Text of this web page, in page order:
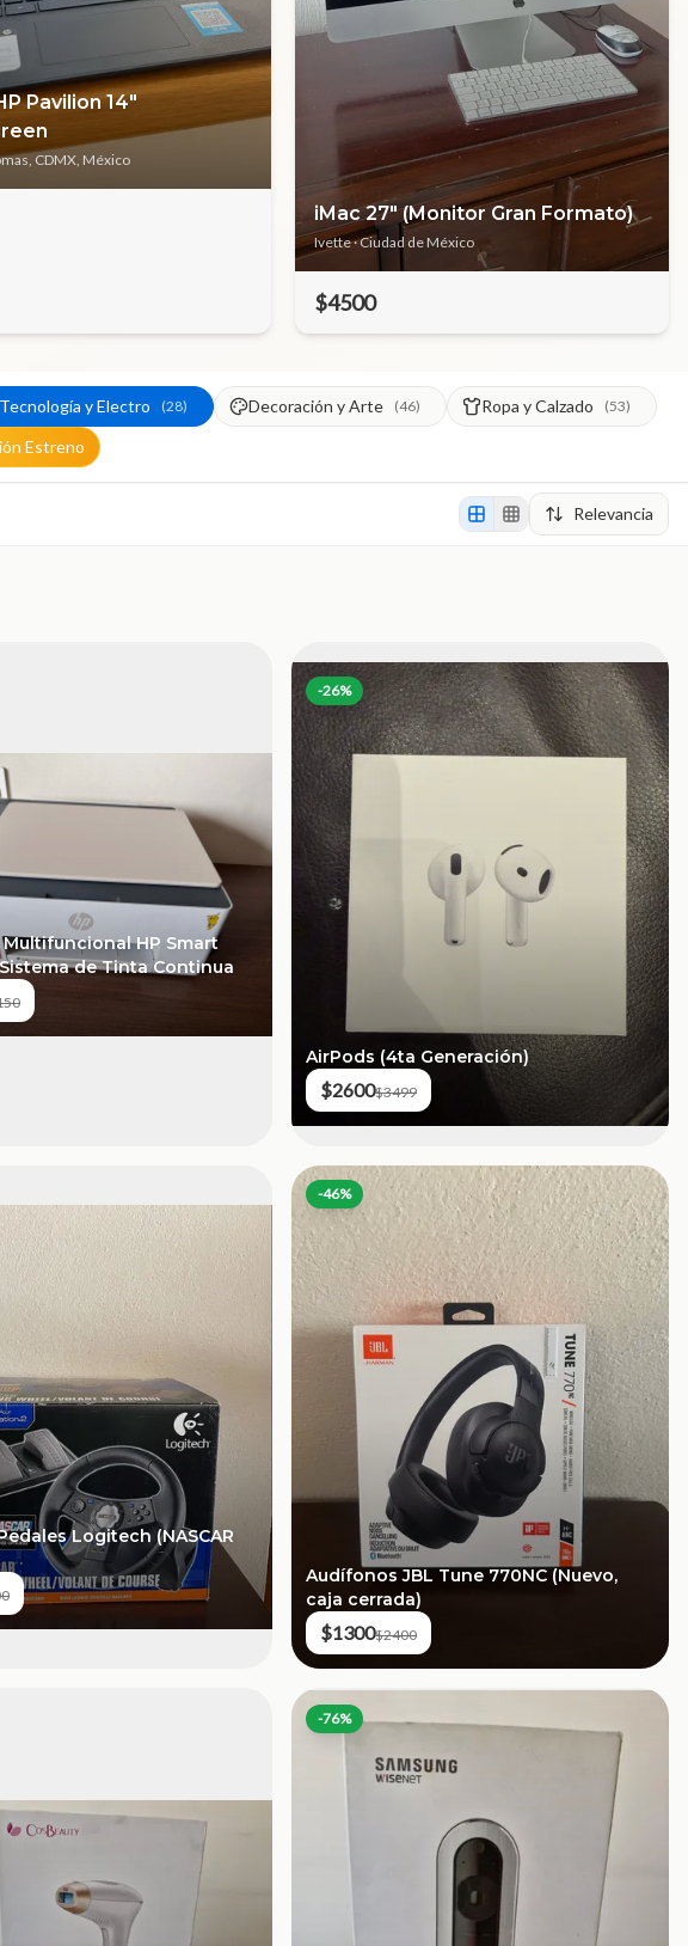
Pavilion 14"
CDMX, México
iMac 27" (Monitor Gran Formato)
Ivette· Ciudad de México
$4500
Tecnología y Electro (28) Decoración y Arte (46) Ropa y Calzado (53)
Estreno
Relevancia
HP Smart
de Tinta Continua
-26%
AirPods (4ta Generación)
$2600$3499
Logitech (NASCAR
-46%
Audífonos JBL Tune 770NC (Nuevo,
caja cerrada)
$1300$2400
-76%